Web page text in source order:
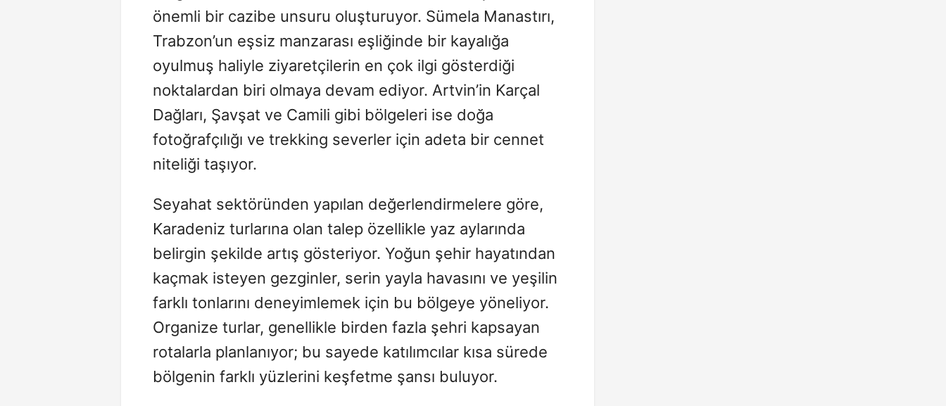
önemli bir cazibe unsuru oluşturuyor. Sümela Manastırı,
Trabzon’un eşsiz manzarası eşliğinde bir kayalığa
oyulmuş haliyle ziyaretçilerin en çok ilgi gösterdiği
noktalardan biri olmaya devam ediyor. Artvin’in Karçal
Dağları, Şavşat ve Camili gibi bölgeleri ise doğa
fotoğrafçılığı ve trekking severler için adeta bir cennet
niteliği taşıyor.
Seyahat sektöründen yapılan değerlendirmelere göre,
Karadeniz turlarına olan talep özellikle yaz aylarında
belirgin şekilde artış gösteriyor. Yoğun şehir hayatından
kaçmak isteyen gezginler, serin yayla havasını ve yeşilin
farklı tonlarını deneyimlemek için bu bölgeye yöneliyor.
Organize turlar, genellikle birden fazla şehri kapsayan
rotalarla planlanıyor; bu sayede katılımcılar kısa sürede
bölgenin farklı yüzlerini keşfetme şansı buluyor.